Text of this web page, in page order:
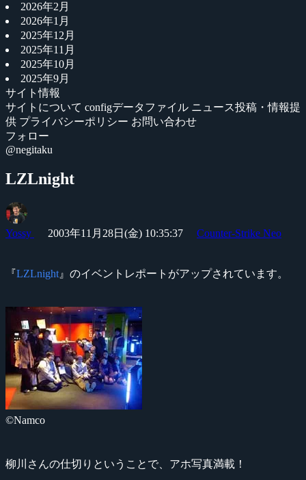
2026年2月
2026年1月
2025年12月
2025年11月
2025年10月
2025年9月
サイト情報
サイトについて configデータファイル ニュース投稿・情報提
供 プライバシーポリシー お問い合わせ
フォロー
@negitaku
LZLnight
Yossy 2003年11月28日(金) 10:35:37 Counter-Strike Neo
『LZLnight 』のイベントレポートがアップされています。
©Namco
柳川さんの仕切りということで、アホ写真満載！